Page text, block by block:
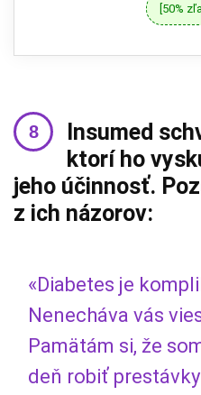
[50%
Insumed
ktorí ho
jeho účinnosť.
z ich názorov:
«Diabetes je
Nenecháva vás
Pamätám si, že
deň robiť